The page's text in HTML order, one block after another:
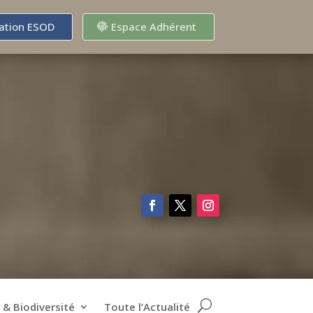
ESOD Espace Adhérent
Biodiversité Toute l’Actualité